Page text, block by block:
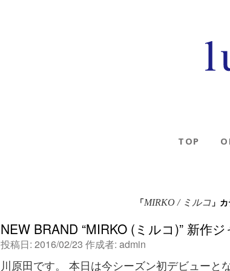
TOP
「MIRKO / ミルコ 」
NEW BRAND “MIRKO (ミルコ)” 新作
投稿日: 2016/02/23 作成者: admin
川原田です。 本日は今シーズン初デビューと